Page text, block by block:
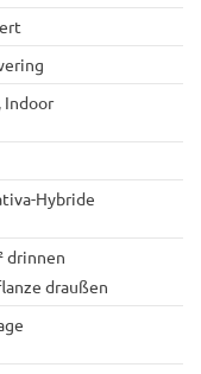
Indoor
Hybride
drinnen
draußen